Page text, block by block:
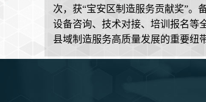
次，获“宝安区制造服务贡献奖”。
设备咨询、技术对接、培训报名等
县域制造服务高质量发展的重要纽带